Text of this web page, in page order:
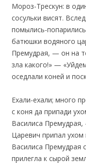
Мороз-Трескун: в
сосульки висят.
помылись-
батюшки водяного
Премудрая, — он на
зла какого!» —
оседлали коней и
Ехали-ехали; много
с коня да припади
Василиса
Царевич припал
Василиса Премудрая
прилегла к сырой